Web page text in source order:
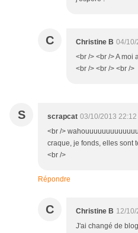
C Christine B 04/10/
<br /> <br /> A moi
<br /> <br /> <br />
S scrapcat 03/10/2013 22:12
<br />
craque, je fonds, elles sont
<br />
Répondre
C Christine B 12/
J'ai changé de